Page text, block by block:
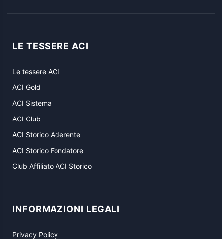
LE TESSERE ACI
Le tessere ACI
ACI Gold
ACI Sistema
ACI Club
ACI Storico Aderente
ACI Storico Fondatore
Club Affiliato ACI Storico
INFORMAZIONI LEGALI
Privacy Policy